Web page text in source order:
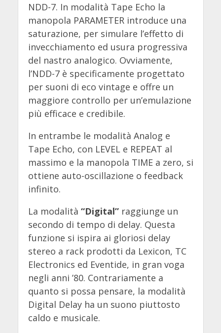
NDD-7. In modalità Tape Echo la
manopola PARAMETER introduce una
saturazione, per simulare l’effetto di
invecchiamento ed usura progressiva
del nastro analogico. Ovviamente,
l’NDD-7 è specificamente progettato
per suoni di eco vintage e offre un
maggiore controllo per un’emulazione
più efficace e credibile.
In entrambe le modalità Analog e
Tape Echo, con LEVEL e REPEAT al
massimo e la manopola TIME a zero, si
ottiene auto-oscillazione o feedback
infinito.
La modalità “Digital”raggiunge un
secondo di tempo di delay. Questa
funzione si ispira ai gloriosi delay
stereo a rack prodotti da Lexicon, TC
Electronics ed Eventide, in gran voga
negli anni ’80. Contrariamente a
quanto si possa pensare, la modalità
Digital Delay ha un suono piuttosto
caldo e musicale.